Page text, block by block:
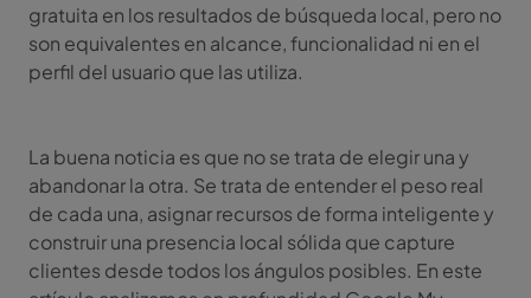
gratuita en los resultados de búsqueda local, pero no
son equivalentes en alcance, funcionalidad ni en el
perfil del usuario que las utiliza.
La buena noticia es que no se trata de elegir una y
abandonar la otra. Se trata de entender el peso real
de cada una, asignar recursos de forma inteligente y
construir una presencia local sólida que capture
clientes desde todos los ángulos posibles. En este